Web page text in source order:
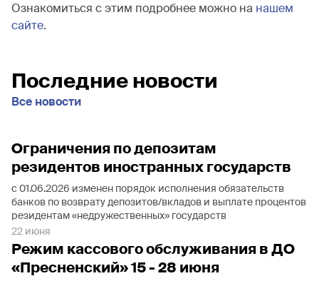
Ознакомиться с этим подробнее можно на нашем
сайте.
Последние новости
Все новости
Ограничения по депозитам
резидентов иностранных государств
с 01.06.2026 изменен порядок исполнения обязательств
банков по возврату депозитов/вкладов и выплате процентов
резидентам «недружественных» государств
22 июня
Режим кассового обслуживания в ДО
«Пресненский» 15 - 28 июня